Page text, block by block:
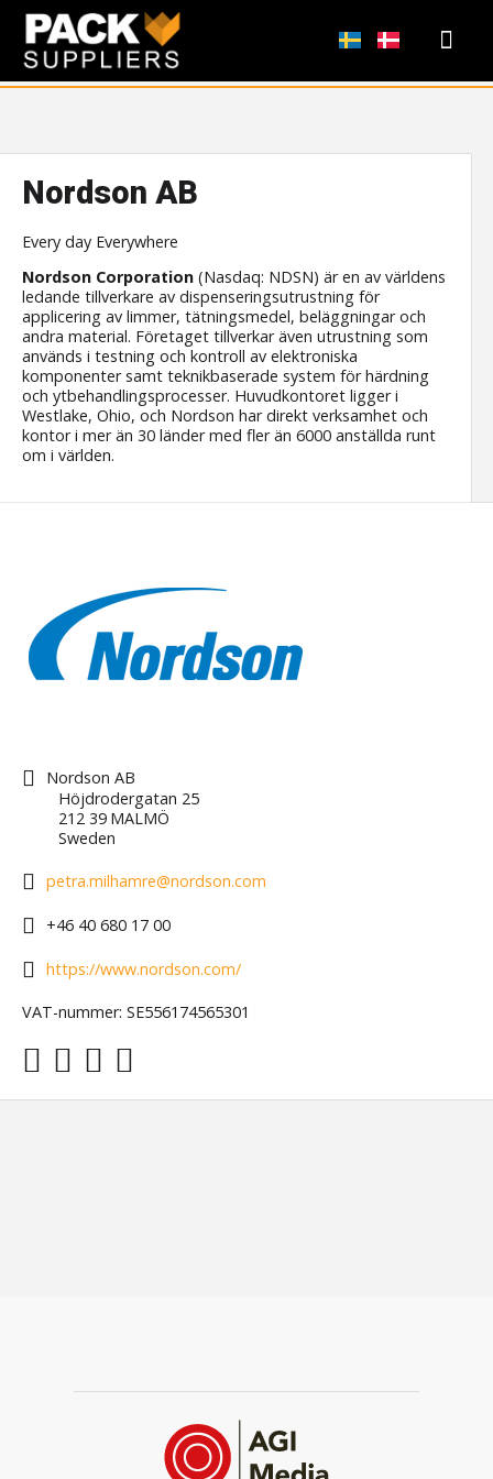
Nordson AB
Every day Everywhere
Nordson Corporation (Nasdaq: NDSN) är en av världens
ledande tillverkare av dispenseringsutrustning för
applicering av limmer, tätningsmedel, beläggningar och
andra material. Företaget tillverkar även utrustning som
används i testning och kontroll av elektroniska
komponenter samt teknikbaserade system för härdning
och ytbehandlingsprocesser. Huvudkontoret ligger i
Westlake, Ohio, och Nordson har direkt verksamhet och
kontor i mer än 30 länder med fler än 6000 anställda runt
om i världen.
Nordson AB
Höjdrodergatan 25
212 39 MALMÖ
Sweden
petra.milhamre@nordson.com
+46 40 680 17 00
https://www.nordson.com/
VAT-nummer: SE556174565301